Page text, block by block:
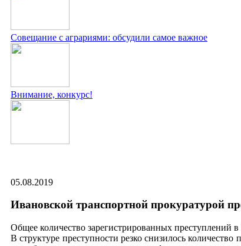
Совещание с аграриями: обсудили самое важное
Внимание, конкурс!
05.08.2019
Ивановской транспортной прокуратурой
Общее количество зарегистрированных преступлений
В структуре преступности резко снизилось